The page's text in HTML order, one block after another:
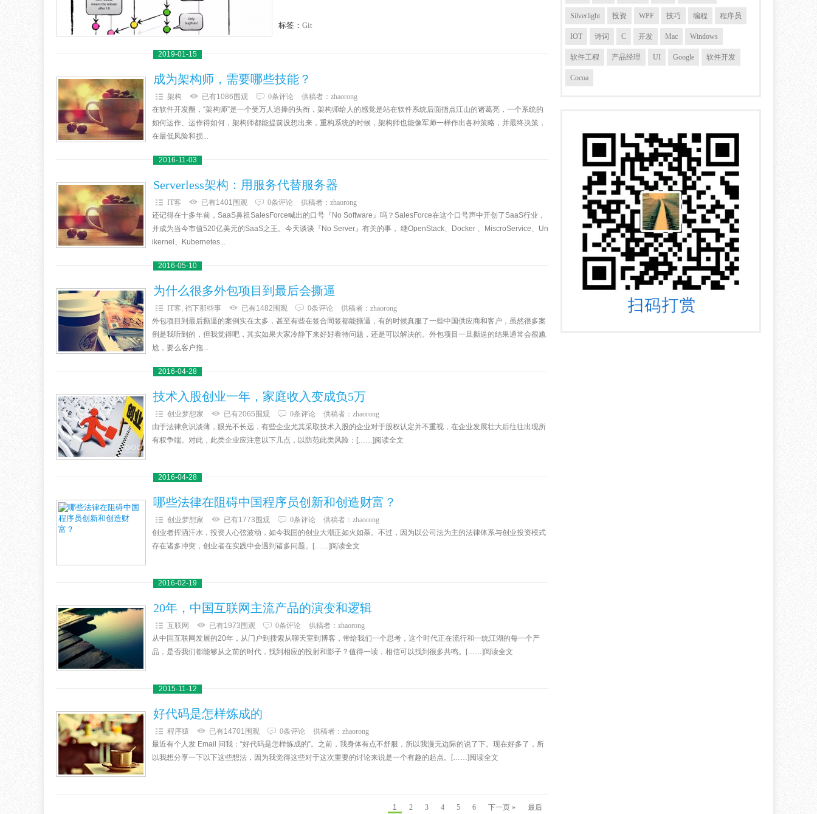
标签： Git
2019-01-15
成为架构师，需要哪些技能？
架构 已有1086围观 0条评论 供稿者： zhaorong
在软件开发圈，“架构师”是一个受万人追捧的头衔，架构师给人的感觉是站在软件系统后面指点江山的诸葛亮，一个系统的
如何运作、运作得如何，架构师都能提前设想出来，重构系统的时候，架构师也能像军师一样作出各种策略，并最终决策，
在最低风险和损...
2016-11-03
Serverless架构：用服务代替服务器
IT客 已有1401围观 0条评论 供稿者： zhaorong
还记得在十多年前，SaaS鼻祖SalesForce喊出的口号『No Software』吗？SalesForce在这个口号声中开创了SaaS行业，
并成为当今市值520亿美元的SaaS之王。今天谈谈『No Server』有关的事， 继OpenStack、Docker 、MiscroService、Un
ikernel、Kubernetes...
2016-05-10
为什么很多外包项目到最后会撕逼
IT客, 裆下那些事 已有1482围观 0条评论 供稿者： zhaorong
外包项目到最后撕逼的案例实在太多，甚至有些在签合同签都能撕逼，有的时候真服了一些中国供应商和客户，虽然很多案
例是我听到的，但我觉得吧，其实如果大家冷静下来好好看待问题，还是可以解决的。外包项目一旦撕逼的结果通常会很尴
尬，要么客户拖...
2016-04-28
技术入股创业一年，家庭收入变成负5万
创业梦想家 已有2065围观 0条评论 供稿者： zhaorong
由于法律意识淡薄，眼光不长远，有些企业尤其采取技术入股的企业对于股权认定并不重视，在企业发展壮大后往往出现所
有权争端。对此，此类企业应注意以下几点，以防范此类风险：[……]阅读全文
2016-04-28
哪些法律在阻碍中国程序员创新和创造财富？
创业梦想家 已有1773围观 0条评论 供稿者： zhaorong
创业者挥洒汗水，投资人心弦波动，如今我国的创业大潮正如火如荼。不过，因为以公司法为主的法律体系与创业投资模式
存在诸多冲突，创业者在实践中会遇到诸多问题。[……]阅读全文
2016-02-19
20年，中国互联网主流产品的演变和逻辑
互联网 已有1973围观 0条评论 供稿者： zhaorong
从中国互联网发展的20年，从门户到搜索从聊天室到博客，带给我们一个思考，这个时代正在流行和一统江湖的每一个产
品，是否我们都能够从之前的时代，找到相应的投射和影子？值得一读，相信可以找到很多共鸣。[……]阅读全文
2015-11-12
好代码是怎样炼成的
程序猿 已有14701围观 0条评论 供稿者： zhaorong
最近有个人发 Email 问我：“好代码是怎样炼成的”。之前，我身体有点不舒服，所以我漫无边际的说了下。现在好多了，所
以我想分享一下以下这些想法，因为我觉得这些对于这次重要的讨论来说是一个有趣的起点。[……]阅读全文
1 2 3 4 5 6 下一页 » 最后
Silverlight 投资 WPF 技巧 编程 程序员
IOT 诗词 C 开发 Mac Windows
软件工程 产品经理 UI Google 软件开发
Cocoa